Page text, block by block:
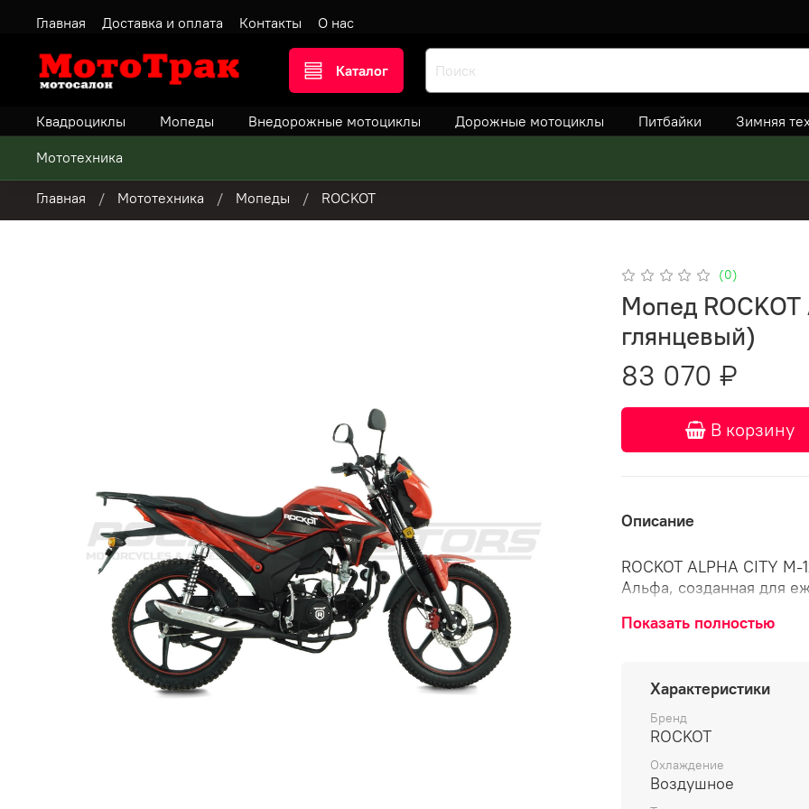
Главная Доставка и оплата Контакты О нас
Каталог
Квадроциклы Мопеды Внедорожные мотоциклы Дорожные мотоциклы Питбайки Зимняя
Мототехника
Главная Мототехника Мопеды ROCKOT
(0)
Мопед
глянцевый)
83 070 ₽
В корзину
Описание
ROCKOT ALPHA CITY
Альфа, созданная для
Мопед ROCKOT ALPHA
ROCKOT ALPHA, но,
Несмотря на габариты,
транспортном потоке
достаточно сложно.
Показать полностью
Характеристики
Бренд
ROCKOT
Охлаждение
Воздушное